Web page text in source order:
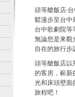
頭等艙飯店‧
鬆漫步至台中
台中歌劇院
無論您是來觀
自在的旅行
頭等艙飯店以
的客房，嶄
光和床頭壁面
旅程吧！